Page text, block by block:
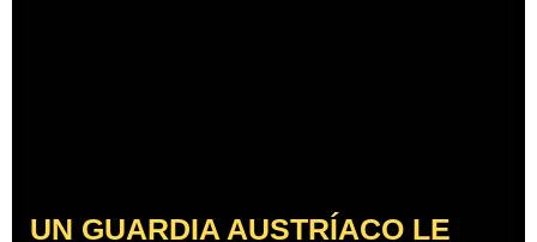
UN GUARDIA AUSTRÍACO LE